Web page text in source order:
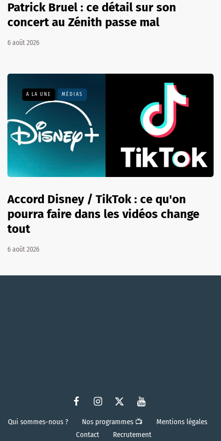
Patrick Bruel : ce détail sur son
concert au Zénith passe mal
6 août 2026
A LA UNE MÉDIAS
Accord Disney / TikTok : ce qu'on
pourra faire dans les vidéos change
tout
6 août 2026
Qui sommes-nous ? Nos programmes 📺
Mentions légales
Contact
Recrutement